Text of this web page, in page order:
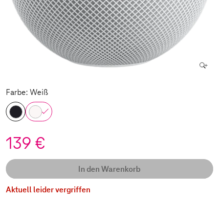
Farbe: Weiß
139 €
In den Warenkorb
Aktuell leider vergriffen